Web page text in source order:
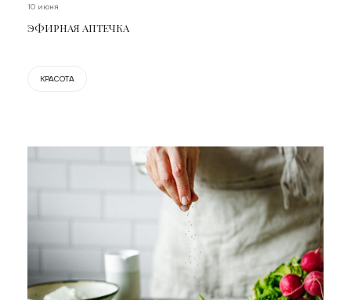
10 июня
ЭФИРНАЯ АПТЕЧКА
КРАСОТА